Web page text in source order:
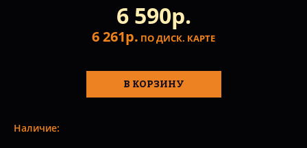
6 590р.
6 261р. ПО ДИСК. КАРТЕ
В КОРЗИНУ
Наличие: